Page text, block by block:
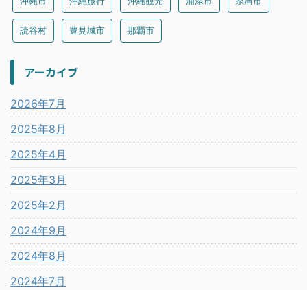
読谷村 豊見城市 那覇市
アーカイブ
2026年7月
2025年8月
2025年4月
2025年3月
2025年2月
2024年9月
2024年8月
2024年7月